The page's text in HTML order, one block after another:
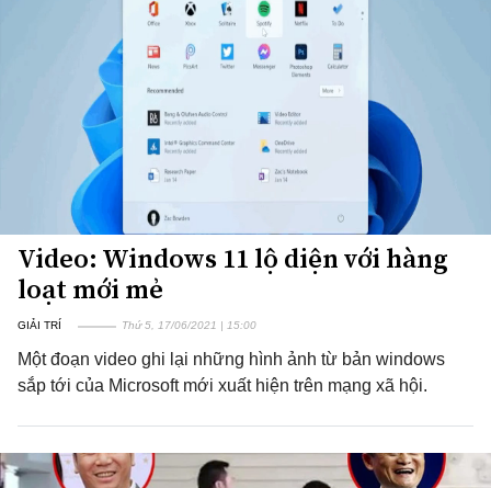
Video: Windows 11 lộ diện với hàng
loạt mới mẻ
GIẢI TRÍ Thứ 5, 17/06/2021 | 15:00
Một đoạn video ghi lại những hình ảnh từ bản windows
sắp tới của Microsoft mới xuất hiện trên mạng xã hội.